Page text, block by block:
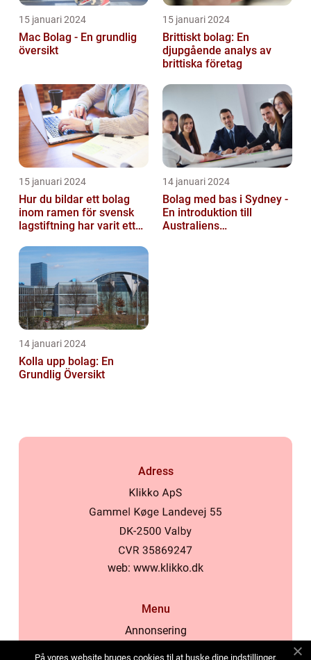
15 januari 2024
Mac Bolag - En grundlig
översikt
15 januari 2024
Brittiskt bolag: En
djupgående analys av
brittiska företag
15 januari 2024
Hur du bildar ett bolag
inom ramen för svensk
lagstiftning har varit ett
läng...
14 januari 2024
Bolag med bas i Sydney -
En introduktion till
Australiens
14 januari 2024
Kolla upp bolag: En
Grundlig Översikt
Adress
web: www.klikko.dk
Menu
Annonsering
På vores website bruges cookies til at huske dine indstillinger,